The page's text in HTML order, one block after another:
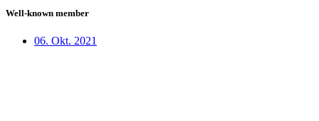
Well-known member
06. Okt. 2021